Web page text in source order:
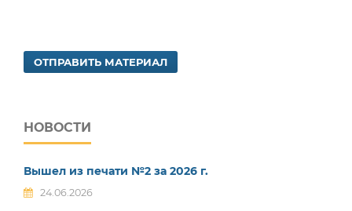
ОТПРАВИТЬ МАТЕРИАЛ
НОВОСТИ
Вышел из печати №2 за 2026 г.
24.06.2026